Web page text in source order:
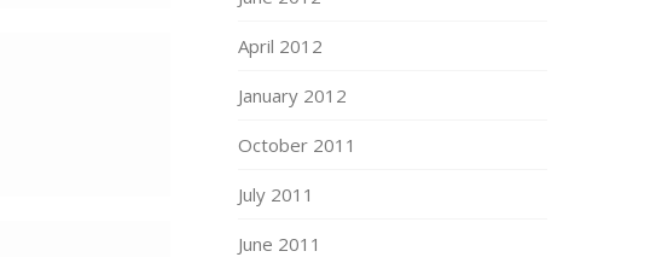
April 2012
January 2012
October 2011
July 2011
June 2011